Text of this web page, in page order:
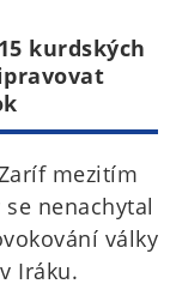
kurdských
mezitím
nenachytal
války
Iráku.